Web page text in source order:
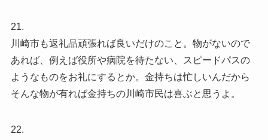
21.
川崎市も返礼品頑張れば良いだけのこと。物がないので
あれば、例えば役所や病院を待たない、スピードパスの
ようなものをお礼にするとか。金持ちは忙しいんだから
そんな物が有れば金持ちの川崎市民は喜ぶと思うよ。
22.